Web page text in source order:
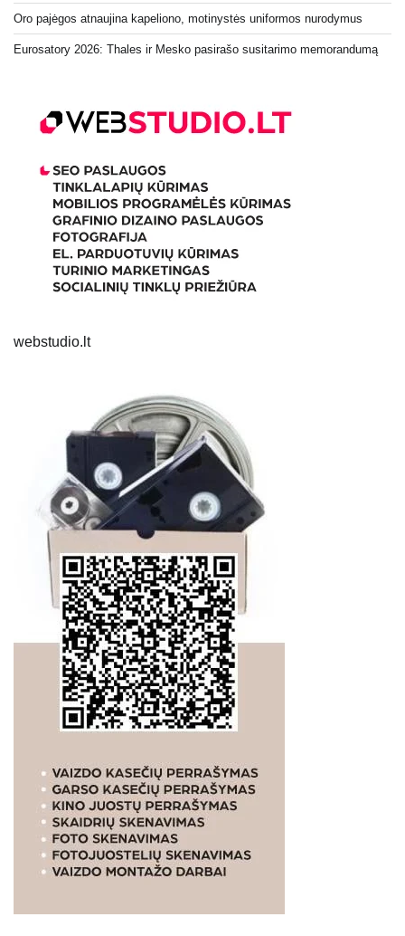
Oro pajėgos atnaujina kapeliono, motinystės uniformos nurodymus
Eurosatory 2026: Thales ir Mesko pasirašo susitarimo memorandumą
webstudio.lt